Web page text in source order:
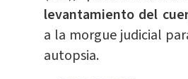
levantamiento del
a la morgue judicial
autopsia.